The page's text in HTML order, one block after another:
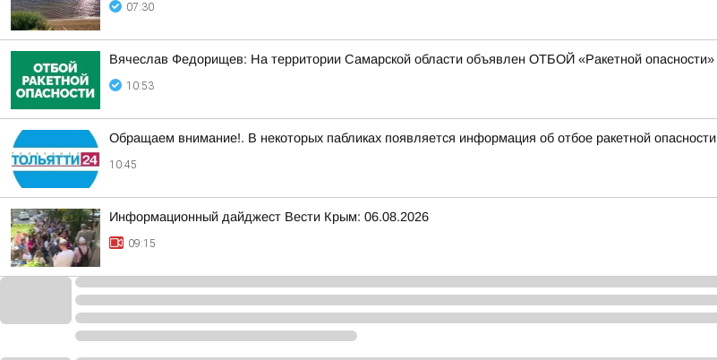
07:30
Вячеслав Федорищев: На территории Самарской области объявлен ОТБОЙ «Ракетной опасности»
10:53
Обращаем внимание!. В некоторых пабликах появляется информация об отбое ракетной опасности
10:45
Информационный дайджест Вести Крым: 06.08.2026
09:15